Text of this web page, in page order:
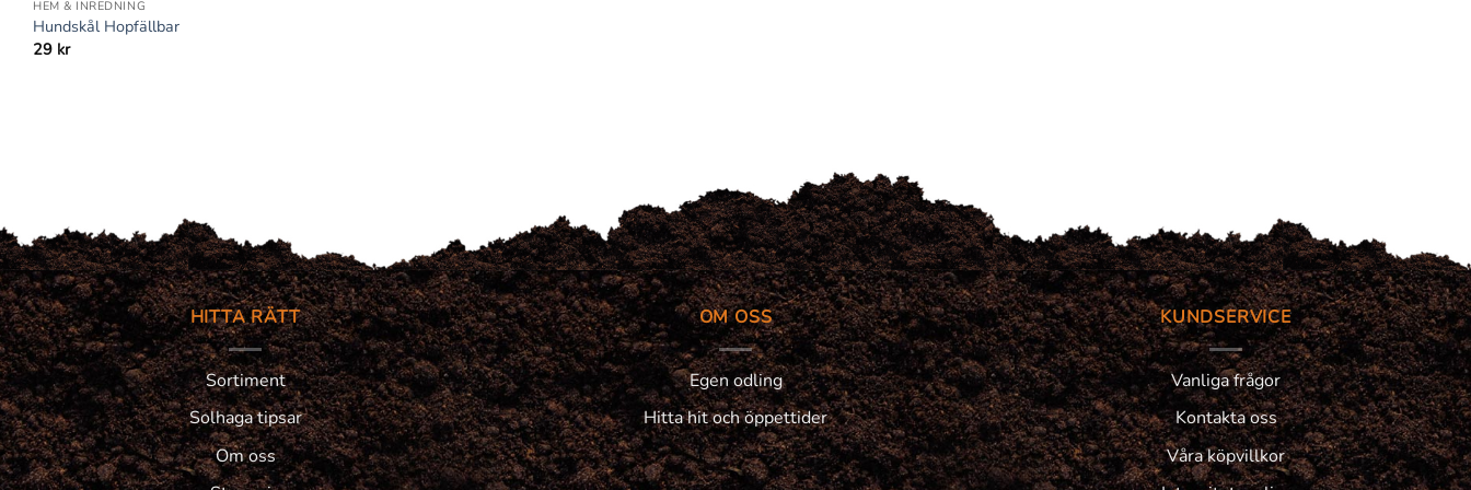
HEM & INREDNING
Hundskål Hopfällbar
29 kr
HITTA RÄTT
Sortiment
Solhaga tipsar
Om oss
OM OSS
Egen odling
Hitta hit och öppettider
KUNDSERVICE
Vanliga frågor
Kontakta oss
Våra köpvillkor